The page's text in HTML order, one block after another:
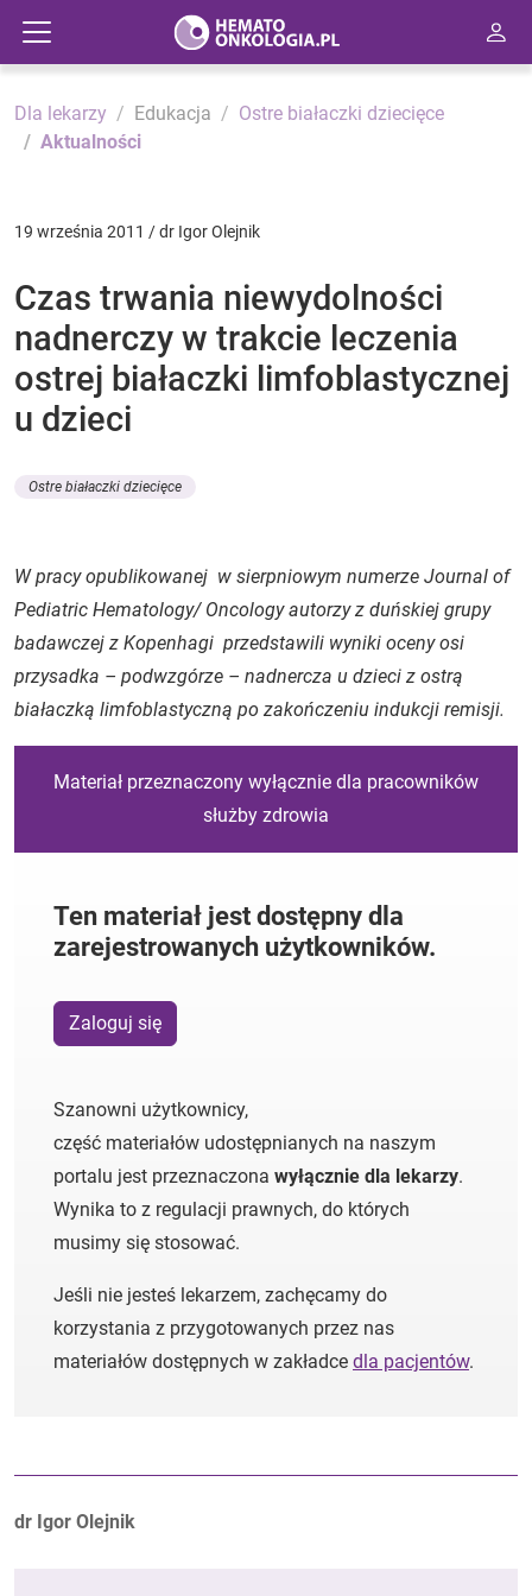
Dla lekarzy Edukacja
Ostre białaczki dziecięce
Aktualności
19 września 2011 / dr Igor Olejnik
Czas trwania niewydolności
nadnerczy w trakcie leczenia
ostrej białaczki limfoblastycznej
u dzieci
Ostre białaczki dziecięce
W pracy opublikowanej w sierpniowym numerze Journal of
Pediatric Hematology/ Oncology autorzy z duńskiej grupy
badawczej z Kopenhagi przedstawili wyniki oceny osi
przysadka – podwzgórze – nadnercza u dzieci z ostrą
białaczką limfoblastyczną po zakończeniu indukcji remisji.
Materiał przeznaczony wyłącznie dla pracowników
służby zdrowia
Ten materiał jest dostępny dla
zarejestrowanych użytkowników.
Zaloguj się
Szanowni użytkownicy,
część materiałów udostępnianych na naszym
portalu jest przeznaczona wyłącznie dla lekarzy.
Wynika to z regulacji prawnych, do których
musimy się stosować.
Jeśli nie jesteś lekarzem, zachęcamy do
korzystania z przygotowanych przez nas
materiałów dostępnych w zakładce dla pacjentów.
Autorzy:
dr Igor Olejnik